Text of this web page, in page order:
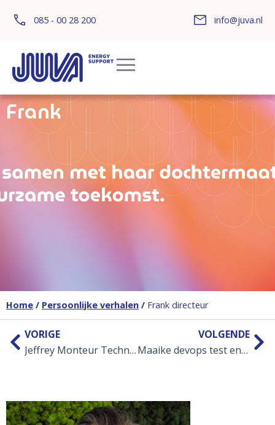
085 - 00 28 200 info@juva.nl
Frank
Home / Persoonlijke verhalen / Frank directeur
VORIGE
Jeffrey Monteur Technicus
VOLGENDE
Maaike devops test engineer